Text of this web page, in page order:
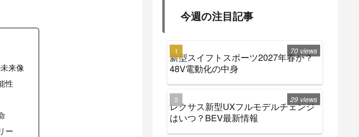
来像
性
ー
今週の注目記事
新型スイフトスポーツ2027年春か？
48V電動化の中身
70 views
レクサス新型UXフルモデルチェンジ
はいつ？BEV最新情報
29 views